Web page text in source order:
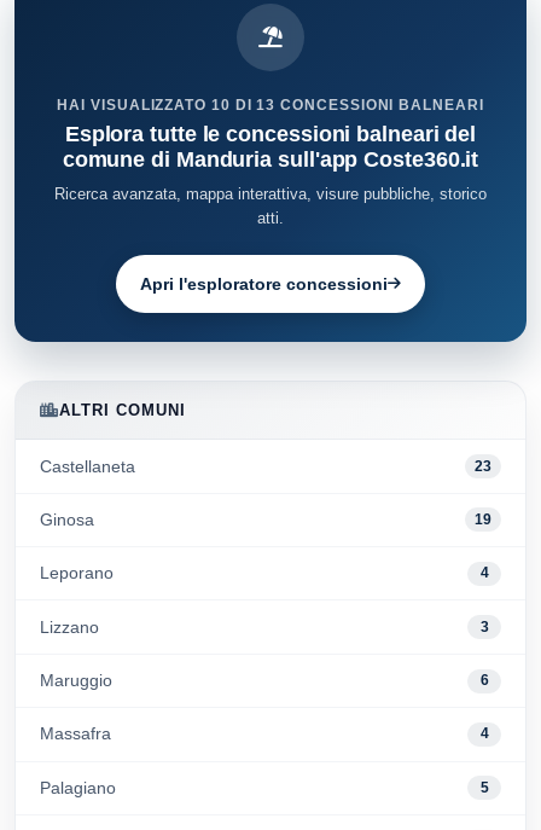
ALTRI COMUNI
Castellaneta 23
Ginosa 19
Leporano 4
Lizzano 3
Maruggio 6
Massafra 4
Palagiano 5
HAI VISUALIZZATO 10 DI 13 CONCESSIONI BALNEARI
Esplora tutte le concessioni balneari del
comune di Manduria sull'app Coste360.it
Ricerca avanzata, mappa interattiva, visure pubbliche, storico
atti.
Apri l'esploratore concessioni